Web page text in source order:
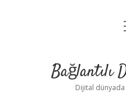
Bağlantılı
Dijital